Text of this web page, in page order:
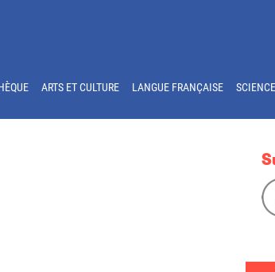
ARTS ET CULTURE LANGUE FRANÇAISE